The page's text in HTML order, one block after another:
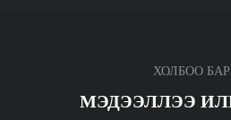
ХОЛБОО
МЭДЭЭЛЛЭЭ